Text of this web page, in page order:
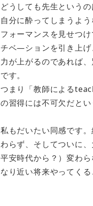
どうしても先生という
自分に酔ってしまうよ
フォーマンスを見せつ
チベ―ションを引き上げ
力が上がるのであれば
です。
つまり「教師による
の習得には不可欠だとい
私もだいたい同感です
わらず、そしてついに
平安時代から？）変わ
なり近い将来やってくる